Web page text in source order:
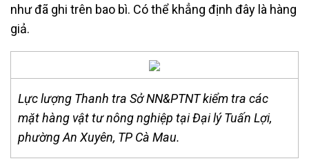
như đã ghi trên bao bì. Có thể khẳng định đây là hàng
giả.
Lực lượng Thanh tra Sở NN&PTNT kiểm tra các
mặt hàng vật tư nông nghiệp tại Đại lý Tuấn Lợi,
phường An Xuyên, TP Cà Mau.